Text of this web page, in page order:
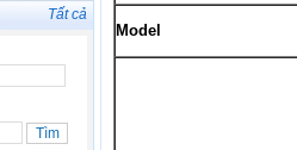
Tất cả
Model